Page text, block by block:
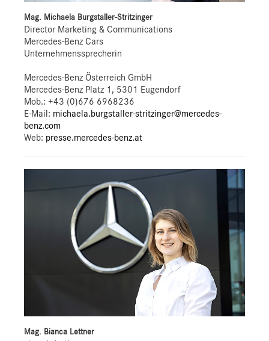
Mag. Michaela Burgstaller-Stritzinger
Director Marketing & Communications
Mercedes-Benz Cars
Unternehmenssprecherin
Mercedes-Benz Österreich GmbH
Mercedes-Benz Platz 1, 5301 Eugendorf
Mob.: +43 (0)676 6968236
E-Mail: michaela.burgstaller-stritzinger@mercedes-
benz.com
Web: presse.mercedes-benz.at
Mag. Bianca Lettner